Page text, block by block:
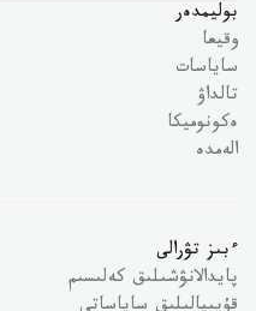
بوليمدەر
وقيعا
ساياسات
تالداۋ
ەكونوميكا
الەمدە
ءبىز تۋرالى
پايدالانۋشىلىق كەلىسىم